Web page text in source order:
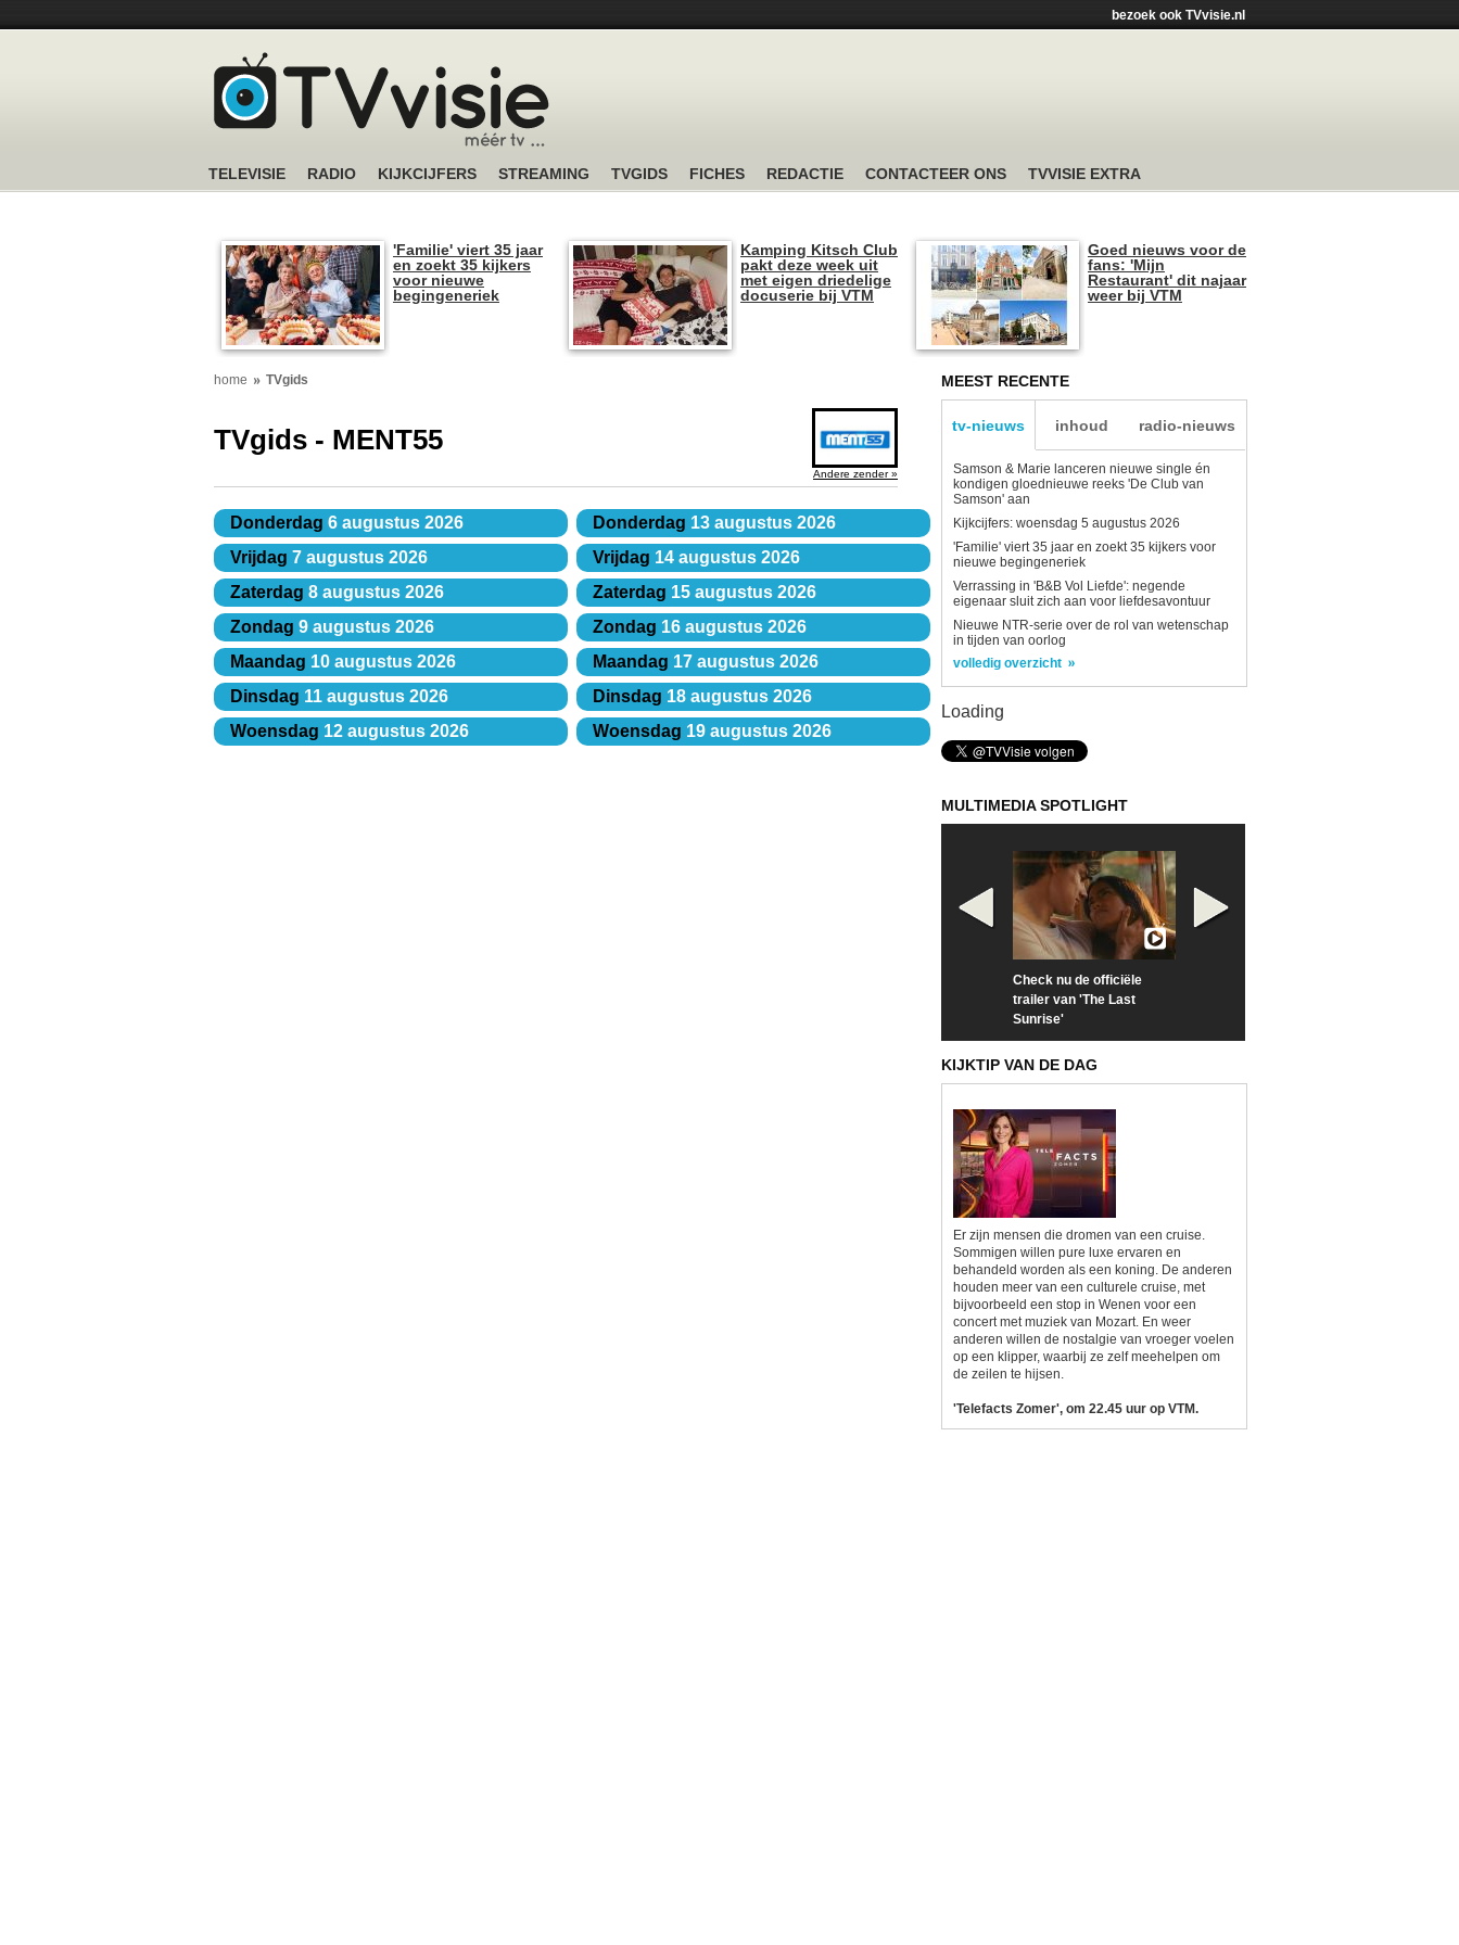
bezoek ook TVvisie.nl
TELEVISIE RADIO KIJKCIJFERS STREAMING TVGIDS FICHES REDACTIE CONTACTEER ONS TVVISIE EXTRA
'Familie' viert 35 jaar
en zoekt 35 kijkers
voor nieuwe
begingeneriek
Kamping Kitsch Club
pakt deze week uit
met eigen driedelige
docuserie bij VTM
Goed nieuws voor de
fans: 'Mijn
Restaurant' dit najaar
weer bij VTM
home TVgids
TVgids - MENT55
Andere zender »
Donderdag 6 augustus 2026
Vrijdag 7 augustus 2026
Zaterdag 8 augustus 2026
Zondag 9 augustus 2026
Maandag 10 augustus 2026
Dinsdag 11 augustus 2026
Woensdag 12 augustus 2026
Donderdag 13 augustus 2026
Vrijdag 14 augustus 2026
Zaterdag 15 augustus 2026
Zondag 16 augustus 2026
Maandag 17 augustus 2026
Dinsdag 18 augustus 2026
Woensdag 19 augustus 2026
MEEST RECENTE
tv-nieuws inhoud radio-nieuws
Samson & Marie lanceren nieuwe single én
kondigen gloednieuwe reeks 'De Club van
Samson' aan
Kijkcijfers: woensdag 5 augustus 2026
'Familie' viert 35 jaar en zoekt 35 kijkers voor
nieuwe begingeneriek
Verrassing in 'B&B Vol Liefde': negende
eigenaar sluit zich aan voor liefdesavontuur
Nieuwe NTR-serie over de rol van wetenschap
in tijden van oorlog
volledig overzicht
Loading
MULTIMEDIA SPOTLIGHT
Check nu de officiële
trailer van 'The Last
Sunrise'
KIJKTIP VAN DE DAG
Er zijn mensen die dromen van een cruise.
Sommigen willen pure luxe ervaren en
behandeld worden als een koning. De anderen
houden meer van een culturele cruise, met
bijvoorbeeld een stop in Wenen voor een
concert met muziek van Mozart. En weer
anderen willen de nostalgie van vroeger voelen
op een klipper, waarbij ze zelf meehelpen om
de zeilen te hijsen.
'Telefacts Zomer', om 22.45 uur op VTM.